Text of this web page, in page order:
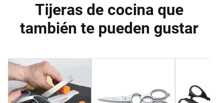
Tijeras de cocina que
también te pueden gustar